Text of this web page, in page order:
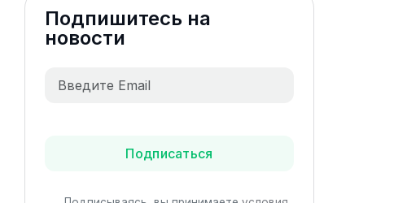
Подпишитесь на
новости
Подписаться